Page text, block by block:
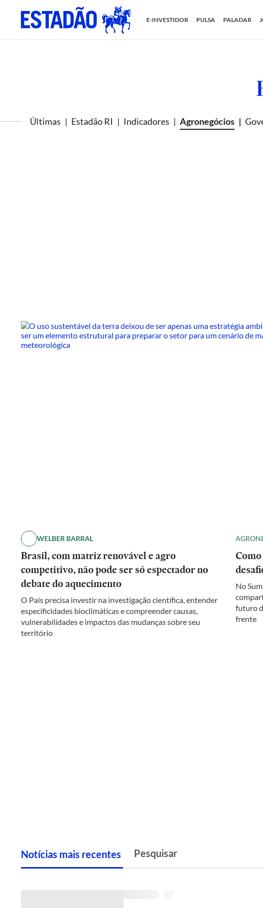
E-INVESTIDOR PULSA PALADAR
Últimas Estadão RI Indicadores Agronegócios
WELBER BARRAL
Brasil, com matriz renovável e agro
competitivo, não pode ser só espectador no
debate do aquecimento
O País precisa investir na investigação científica, entender
especificidades bioclimáticas e compreender causas,
vulnerabilidades e impactos das mudanças sobre seu
território
No
futuro
frente
Notícias mais recentes